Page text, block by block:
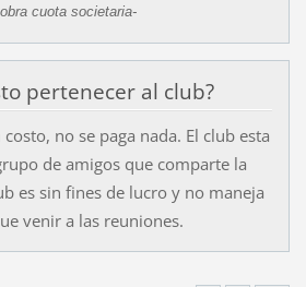
cuota societaria-
pertenecer al club?
no se paga nada. El club esta
de amigos que comparte la
es sin fines de lucro y no maneja
venir a las reuniones.